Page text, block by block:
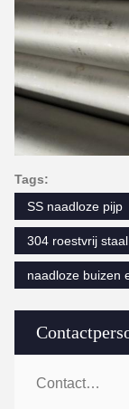
Contactpersonen:
Tags:
SS naadloze pijp
304 roestvrij
naadloze buizen